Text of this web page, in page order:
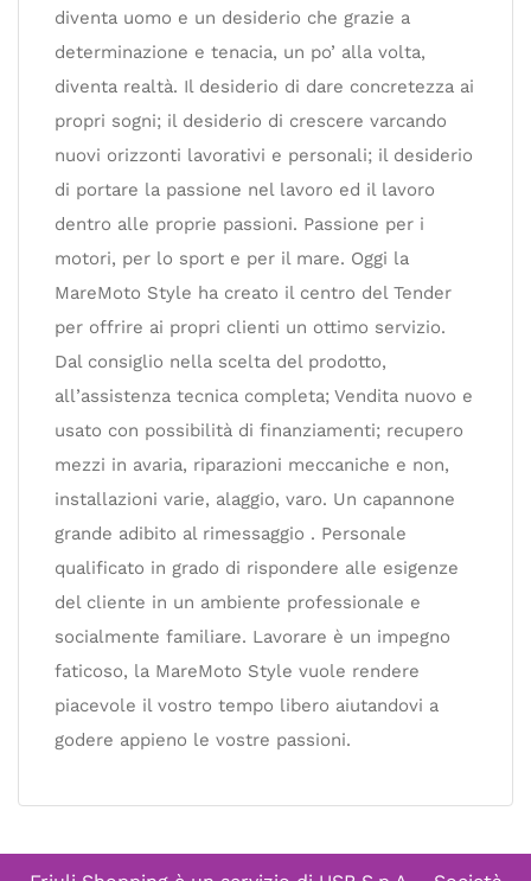
diventa uomo e un desiderio che grazie a
determinazione e tenacia, un po’ alla volta,
diventa realtà. Il desiderio di dare concretezza ai
propri sogni; il desiderio di crescere varcando
nuovi orizzonti lavorativi e personali; il desiderio
di portare la passione nel lavoro ed il lavoro
dentro alle proprie passioni. Passione per i
motori, per lo sport e per il mare. Oggi la
MareMoto Style ha creato il centro del Tender
per offrire ai propri clienti un ottimo servizio.
Dal consiglio nella scelta del prodotto,
all’assistenza tecnica completa; Vendita nuovo e
usato con possibilità di finanziamenti; recupero
mezzi in avaria, riparazioni meccaniche e non,
installazioni varie, alaggio, varo. Un capannone
grande adibito al rimessaggio . Personale
qualificato in grado di rispondere alle esigenze
del cliente in un ambiente professionale e
socialmente familiare. Lavorare è un impegno
faticoso, la MareMoto Style vuole rendere
piacevole il vostro tempo libero aiutandovi a
godere appieno le vostre passioni.